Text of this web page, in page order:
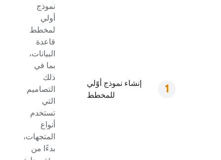
إنشاء نموذج أوّلي
للمخطط
نموذج
أولي
لمخطط
قاعدة
البيانات،
بما في
ذلك
التصاميم
التي
تستخدم
أنواع
المتجهات،
بدءًا من